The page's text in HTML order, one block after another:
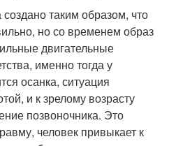
таким образом, что
но со временем образ
двигательные
именно тогда у
осанка, ситуация
и к зрелому возрасту
позвоночника. Это
человек привыкает к